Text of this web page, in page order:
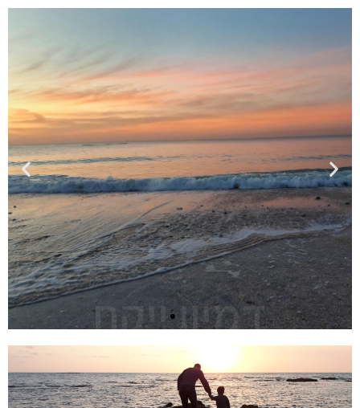
דמיון ייקח
אותך לכל
מקום